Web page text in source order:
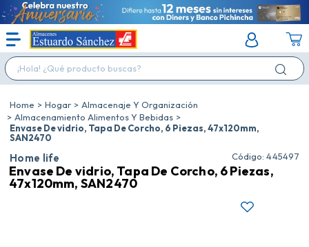
¡Hola! ¿Qué producto buscas?
Hogar
Almacenaje Y Organización
Almacenamiento Alimentos Y Bebidas
Envase De vidrio, Tapa De Corcho, 6 Piezas, 47x120mm,
SAN2470
Home life : 445497
Envase De vidrio, Tapa De Corcho, 6 Piezas,
47x120mm, SAN2470